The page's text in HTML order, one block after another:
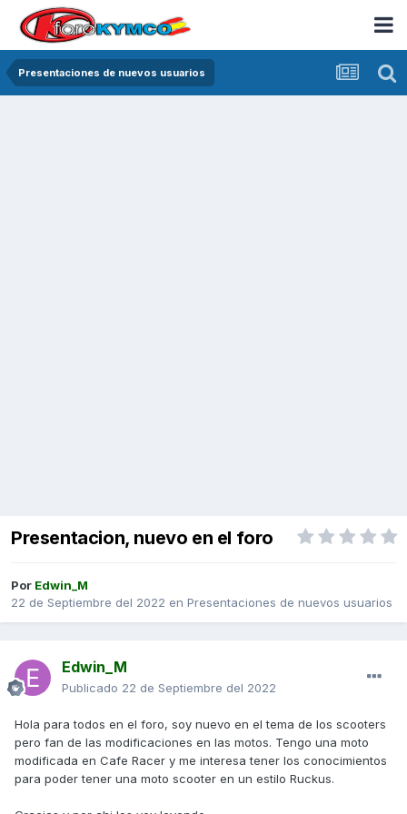
Presentaciones de nuevos usuarios
Presentacion, nuevo en el foro
Por Edwin_M
22 de Septiembre del 2022 en Presentaciones de nuevos usuarios
Edwin_M
Publicado 22 de Septiembre del 2022
Hola para todos en el foro, soy nuevo en el tema de los scooters
pero fan de las modificaciones en las motos. Tengo una moto
modificada en Cafe Racer y me interesa tener los conocimientos
para poder tener una moto scooter en un estilo Ruckus.